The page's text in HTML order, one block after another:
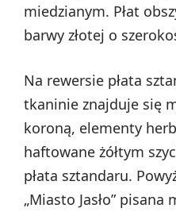
miedzianym. Płat
barwy złotej o
Na rewersie płata
tkaninie znajduje się
koroną, elementy
haftowane żółtym
płata sztandaru.
„Miasto Jasło”